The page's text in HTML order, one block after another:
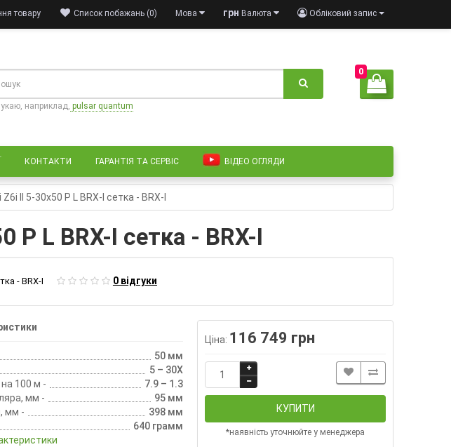
Обліковий запис
грн Валюта
Мова
Список побажань (0)
товару
0
наприклад, pulsar quantum
КОНТАКТИ ГАРАНТІЯ ТА СЕРВІС ВІДЕО ОГЛЯДИ
II 5-30x50 P L BRX-I сетка - BRX-I
L BRX-I сетка - BRX-I
- BRX-I 0 відгуки
50 мм
5 – 30X
на 100 м -
7.9 – 1.3
мм -
95 мм
мм -
398 мм
640 грамм
Ціна: 116 749 грн
КУПИТИ
*наявність уточнюйте у менеджера